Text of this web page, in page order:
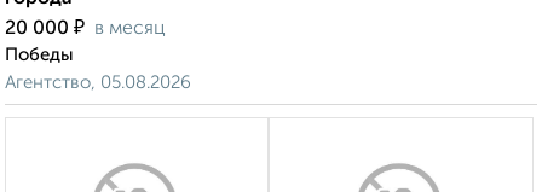
20 000 ₽ в месяц
Победы
Агентство, 05.08.2026